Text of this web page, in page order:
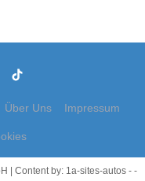
Über Uns Impressum
| Content by: 1a-sites-autos - -